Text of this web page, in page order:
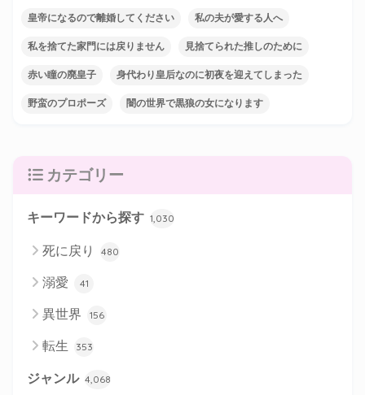
皇帝になるので離婚してください 私の夫が愛する人へ
私を捨てた家門には戻りません 見捨てられた推しのために
赤い瞳の廃皇子 身代わり皇后なのに初夜を迎えてしまった
野蛮のプロポーズ 闇の世界で黒狼の女になります
カテゴリー
キーワードから探す 1,030
死に戻り 480
溺愛 41
異世界 156
転生 353
ジャンル 4,068